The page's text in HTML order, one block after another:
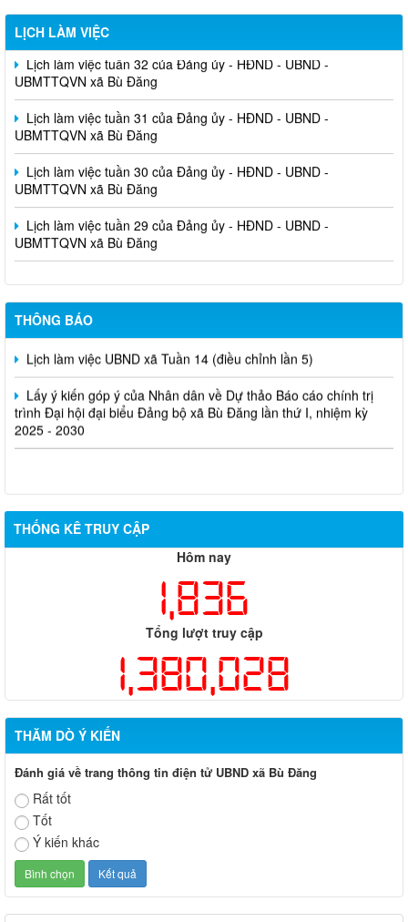
LỊCH LÀM VIỆC
Lịch làm việc tuần 32 của Đảng ủy - HĐND - UBND -
UBMTTQVN xã Bù Đăng
Lịch làm việc tuần 31 của Đảng ủy - HĐND - UBND -
UBMTTQVN xã Bù Đăng
Lịch làm việc tuần 30 của Đảng ủy - HĐND - UBND -
UBMTTQVN xã Bù Đăng
Lịch làm việc tuần 29 của Đảng ủy - HĐND - UBND -
UBMTTQVN xã Bù Đăng
THÔNG BÁO
Lịch làm việc UBND xã Tuần 14 (điều chỉnh lần 5)
Lấy ý kiến góp ý của Nhân dân về Dự thảo Báo cáo chính trị
trình Đại hội đại biểu Đảng bộ xã Bù Đăng lần thứ I, nhiệm kỳ
2025 - 2030
THỐNG KÊ TRUY CẬP
Hôm nay
1,836
Tổng lượt truy cập
1,380,028
THĂM DÒ Ý KIẾN
Đánh giá về trang thông tin điện tử UBND xã Bù Đăng
Rất tốt
Tốt
Ý kiến khác